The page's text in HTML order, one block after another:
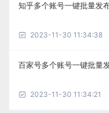
知乎多个账号一键批量发
2023-11-30 11:34:38
百家号多个账号一键批量
2023-11-30 11:34:21